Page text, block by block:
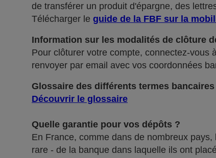
de transférer un produit d'épargne, des
Télécharger le guide de la FBF sur la
Information sur les modalités de clôture
Pour clôturer votre compte, connectez-vous
renvoyer par email avec vos coordonnées
Glossaire des différents termes bancaires
Découvrir le glossaire
Quelle garantie pour vos dépôts ?
En France, comme dans de nombreux
rare - de la banque dans laquelle ils ont